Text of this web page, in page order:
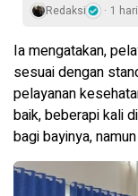
Redaksi 1 hari
Ia mengatakan,
sesuai dengan
pelayanan
baik, beberapi kali
bagi bayinya,